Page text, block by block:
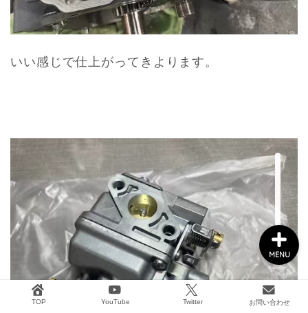
いい感じで仕上がってきよります。
TOP YouTube Twitter お問い合わせ
MENU
船外機メンテナンス
2馬力ボート釣り
GARMIN